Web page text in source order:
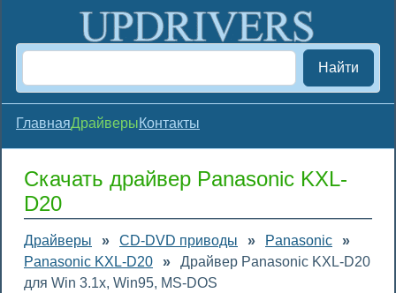
Найти
ГлавнаяДрайверыКонтакты
Скачать драйвер Panasonic KXL-
D20
Драйверы » CD-DVD приводы » Panasonic
»
Panasonic KXL-D20
»
Драйвер Panasonic KXL-D20
для Win 3.1x, Win95, MS-DOS